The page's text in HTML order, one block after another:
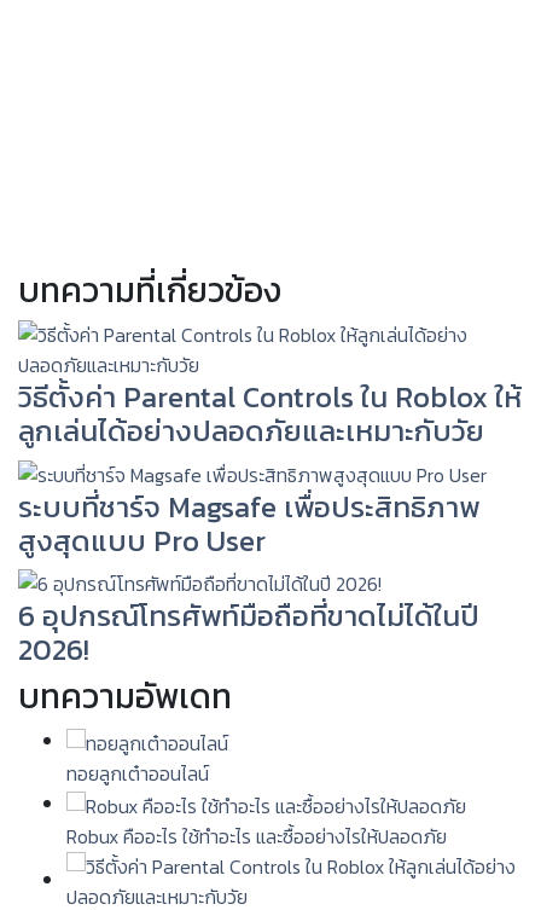
บทความที่เกี่ยวข้อง
วิธีตั้งค่า Parental Controls ใน Roblox ให้
ลูกเล่นได้อย่างปลอดภัยและเหมาะกับวัย
ระบบที่ชาร์จ Magsafe เพื่อประสิทธิภาพ
สูงสุดแบบ Pro User
6 อุปกรณ์โทรศัพท์มือถือที่ขาดไม่ได้ในปี
2026!
บทความอัพเดท
ทอยลูกเต๋าออนไลน์
Robux คืออะไร ใช้ทำอะไร และซื้ออย่างไรให้ปลอดภัย